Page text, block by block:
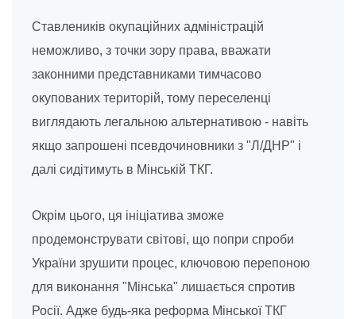
Ставлеників окупаційних адміністрацій
неможливо, з точки зору права, вважати
законними представниками тимчасово
окупованих територій, тому переселенці
виглядають легальною альтернативою - навіть
якщо запрошені псевдочиновники з "Л/ДНР" і
далі сидітимуть в Мінській ТКГ.
Окрім цього, ця ініціатива зможе
продемонструвати світові, що попри спроби
України зрушити процес, ключовою перепоною
для виконання "Мінська" лишається спротив
Росії. Адже будь-яка реформа Мінської ТКГ